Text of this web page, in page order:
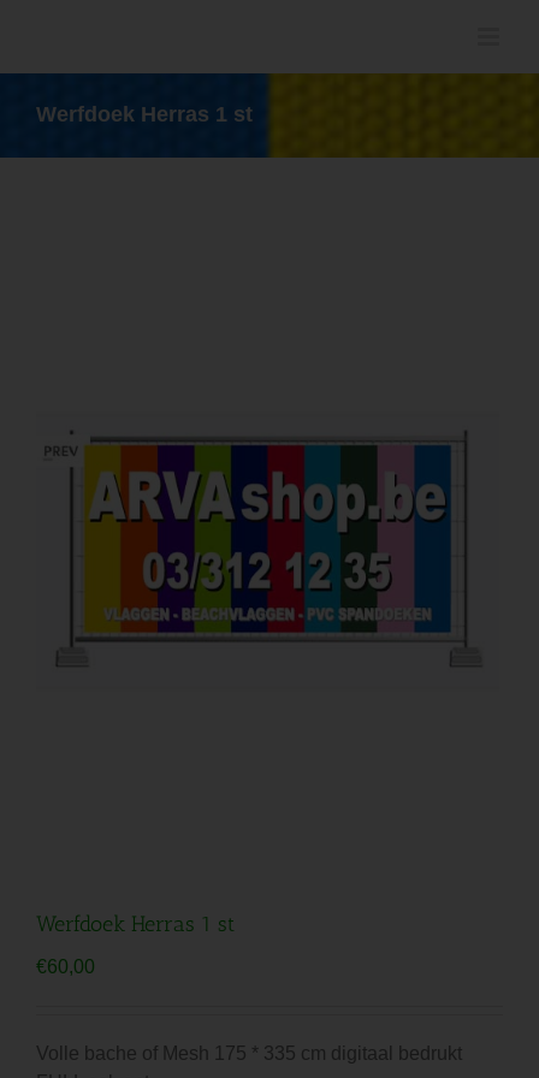
inhoud
Werfdoek Herras 1 st
Werfdoek Herras 1 st
€60,00
Volle bache of Mesh 175 * 335 cm digitaal bedrukt